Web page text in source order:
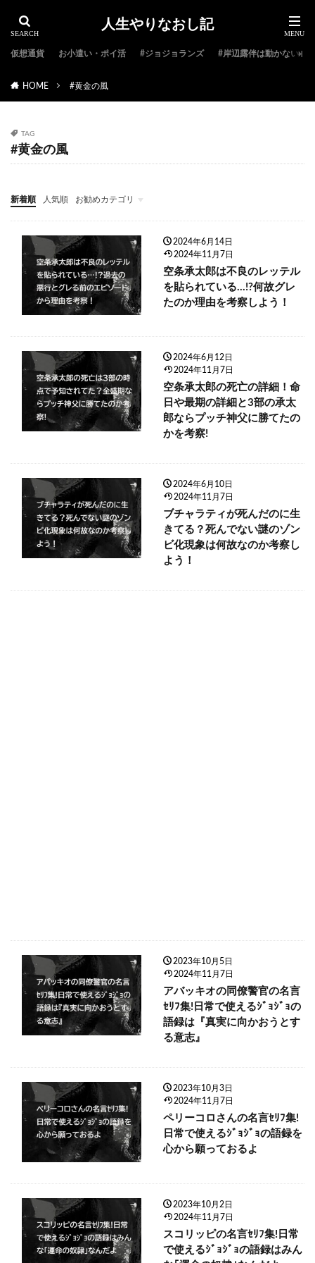
人生やりなおし記
仮想通貨 お小遣い・ポイ活 #ジョジョランズ #岸辺露伴は動かない
HOME #黄金の風
TAG
#黄金の風
新着順 人気順 お勧めカテゴリ
#ジョジョ特集
#ジョジョのキャラクター紹介
#ジョジョランキング
#ジョジョアニメ
#ジョジョランズ
#岸辺露伴は動かない
#ジョジョ小説
2024年6月14日
2024年11月7日
空条承太郎は不良のレッテル
を貼られている…!?何故グレ
たのか理由を考察しよう！
2024年6月12日
2024年11月7日
空条承太郎の死亡の詳細！命
日や最期の詳細と3部の承太
郎ならプッチ神父に勝てたの
かを考察!
2024年6月10日
2024年11月7日
ブチャラティが死んだのに生
きてる？死んでない謎のゾン
ビ化現象は何故なのか考察し
よう！
2023年10月5日
2024年11月7日
アバッキオの同僚警官の名言
ｾﾘﾌ集!日常で使えるｼﾞｮｼﾞｮの
語録は『真実に向かおうとす
る意志』
2023年10月3日
2024年11月7日
ペリーコロさんの名言ｾﾘﾌ集!
日常で使えるｼﾞｮｼﾞｮの語録を
心から願っておるよ
2023年10月2日
2024年11月7日
スコリッピの名言ｾﾘﾌ集!日常
で使えるｼﾞｮｼﾞｮの語録はみん